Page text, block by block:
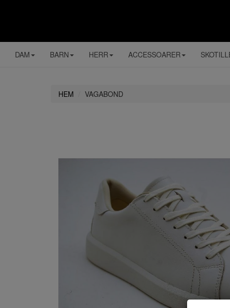
DAM BARN HERR ACCESSOARER
HEM VAGABOND